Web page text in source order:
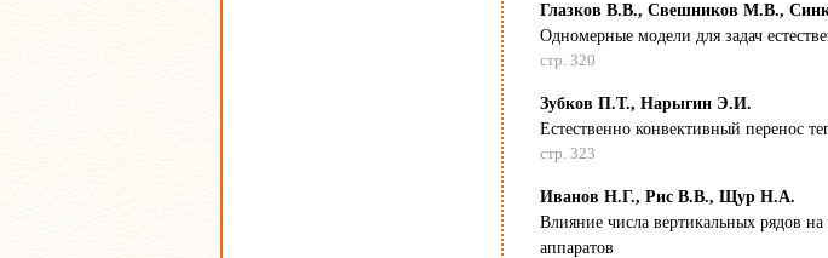
Глазков В.В., Свешников М.В.,
Одномерные модели для задач
стр. 320
Зубков П.Т., Нарыгин Э.И.
Естественно конвективный перенос
стр. 323
Иванов Н.Г., Рис В.В., Щур Н.А.
Влияние числа вертикальных рядов
аппаратов